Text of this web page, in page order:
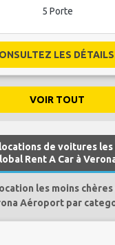
5 Porte
LES
VOIR TOUT
de voitures les
Rent A Car à
les moins chères
Aéroport par